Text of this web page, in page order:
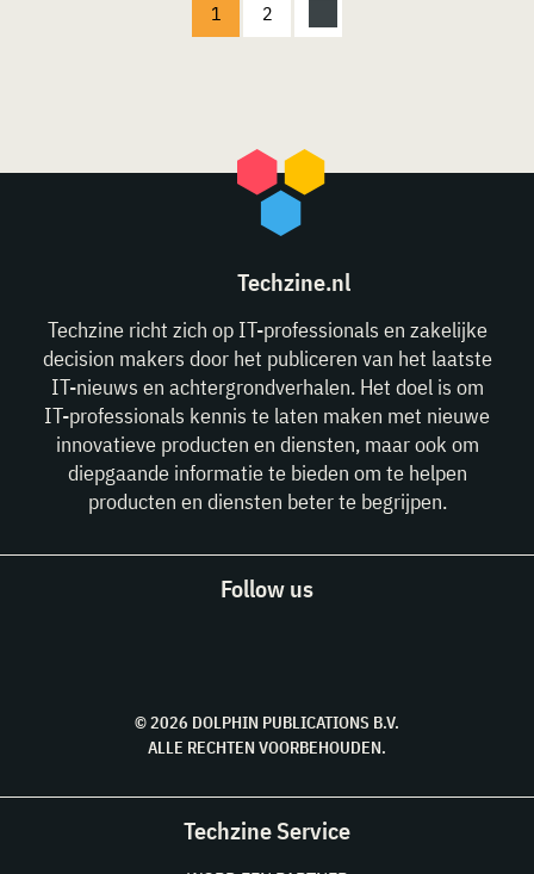
1 2
Techzine.nl
Techzine richt zich op IT-professionals en zakelijke
decision makers door het publiceren van het laatste
IT-nieuws en achtergrondverhalen. Het doel is om
IT-professionals kennis te laten maken met nieuwe
innovatieve producten en diensten, maar ook om
diepgaande informatie te bieden om te helpen
producten en diensten beter te begrijpen.
Follow us
© 2026 DOLPHIN PUBLICATIONS B.V.
ALLE RECHTEN VOORBEHOUDEN.
Techzine Service